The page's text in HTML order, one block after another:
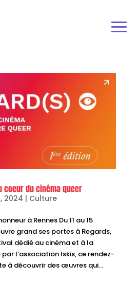
coeur du cinéma queer
2024 | Culture
à Rennes Du 11 au 15
grand ses portes à Regards,
dédié au cinéma et à la
l’association Iskis, ce rendez-
à découvrir des œuvres qui...